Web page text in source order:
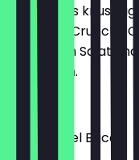
Jetzt wird’s
paniertes Crunchy
knackigem Salat
Sesam Bun.
Röstzwiebel Bacon